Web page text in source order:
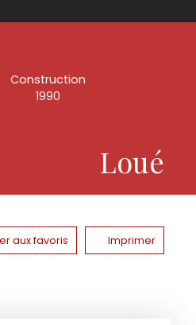
Construction
1990
Loué
aux favoris Imprimer